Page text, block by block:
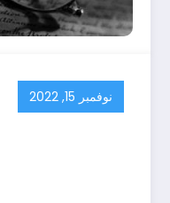
نوفمبر 15, 2022